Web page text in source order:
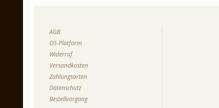
AGB
OS-Platform
Widerruf
Versandkosten
Zahlungsarten
Datenschutz
Bestellvorgang